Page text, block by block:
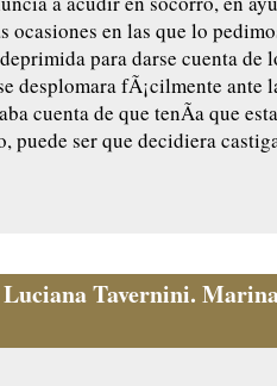
ocasiones en las que lo
para darse cuenta de
desplomara fÃ¡cilmente ante
cuenta de que tenÃ­a que
puede ser que decidiera
Tavernini.